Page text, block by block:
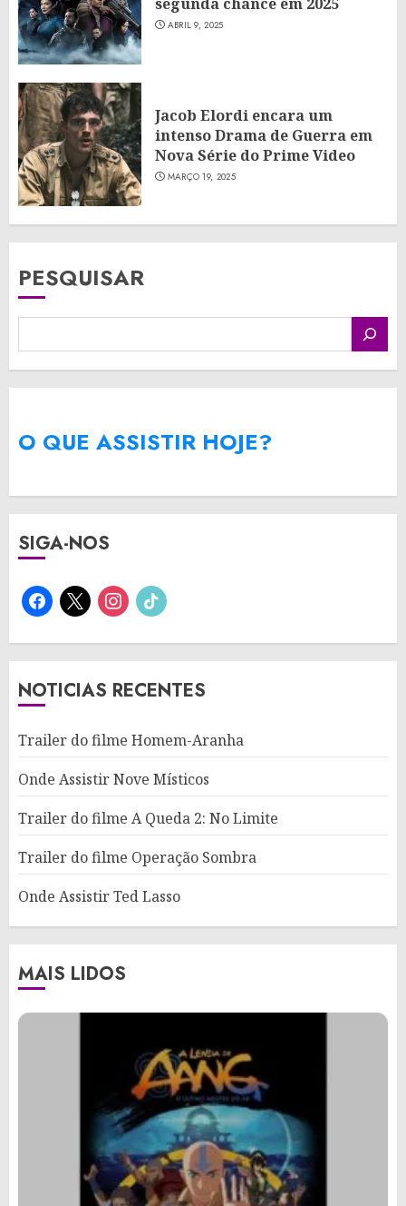
ABRIL 9, 2025
Jacob Elordi encara um
intenso Drama de Guerra em
Nova Série do Prime Video
MARÇO 19, 2025
PESQUISAR
O QUE ASSISTIR HOJE?
SIGA-NOS
facebook
x instagram
tiktok
NOTICIAS RECENTES
Trailer do filme Homem-Aranha
Onde Assistir Nove Místicos
Trailer do filme A Queda 2: No Limite
Trailer do filme Operação Sombra
Onde Assistir Ted Lasso
MAIS LIDOS